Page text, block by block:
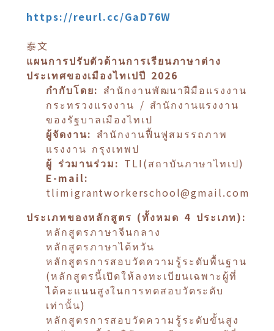
https://reurl.cc/GaD76W
泰文
แผนการปรับตัวด้านการเรียนภาษาต่าง
ประเทศของเมืองไทเปปี 2026
กำกับโดย: สำนักงานพัฒนาฝีมือแรงงาน
กระทรวงแรงงาน / สำนักงานแรงงาน
ของรัฐบาลเมืองไทเป
ผู้จัดงาน: สำนักงานฟื้นฟูสมรรถภาพ
แรงงาน กรุงเทพป
ผู้ ร่วมานร่วม: TLI(สถาบันภาษาไทเป)
E-mail:
tlimigrantworkerschool@gmail.com
ประเภทของหลักสูตร (ทั้งหมด 4 ประเภท):
หลักสูตรภาษาจีนกลาง
หลักสูตรภาษาไต้หวัน
หลักสูตรการสอบวัดความรู้ระดับพื้นฐาน
(หลักสูตรนี้เปิดให้ลงทะเบียนเฉพาะผู้ที่
ได้คะแนนสูงในการทดสอบวัดระดับ
เท่านั้น)
หลักสูตรการสอบวัดความรู้ระดับขั้นสูง